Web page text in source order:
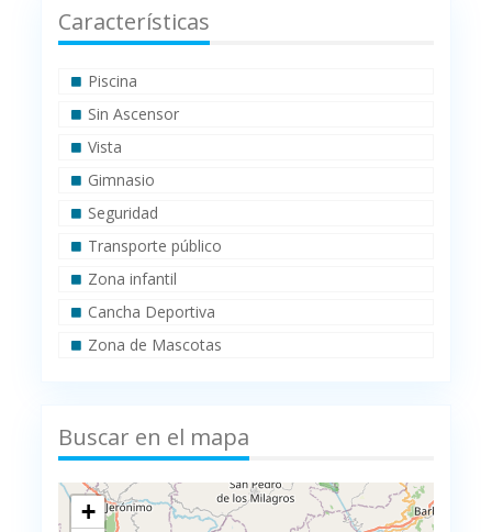
Características
Piscina
Sin Ascensor
Vista
Gimnasio
Seguridad
Transporte público
Zona infantil
Cancha Deportiva
Zona de Mascotas
Buscar en el mapa
+